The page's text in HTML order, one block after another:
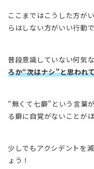
ここまではこうした方が
らはしない方がいい行動で
普段意識していない何気な
ろか“次はナシ”と思われ
“無くて七癖”という言葉
る癖に自覚がないことがほ
少しでもアクシデントを
ょう！